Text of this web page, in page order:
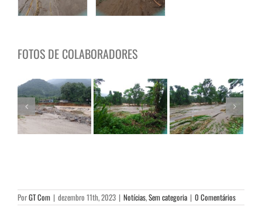
FOTOS DE COLABORADORES
PorGT Com | dezembro 11th, 2023 | Notícias,Sem categoria | 0 Comentários